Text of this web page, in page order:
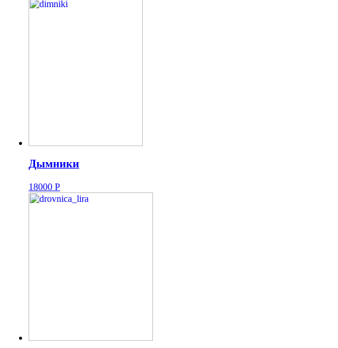
Дымники
18000 Р